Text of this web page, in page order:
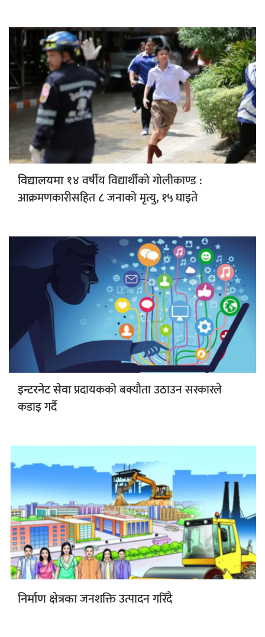
विद्यालयमा १४वर्षीय विद्यार्थीको गोलीकाण्ड :
आक्रमणकारीसहित ८ जनाको मृत्यु, १५ घाइते
इन्टरनेट सेवाप्रदायकको बक्यौता उठाउन सरकारले
कडाइ गर्दै
निर्माण क्षेत्रकाजनशक्ति उत्पादन गरिँदै